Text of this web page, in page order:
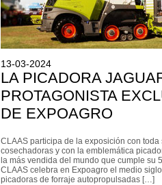
13-03-2024
LA PICADORA
PROTAGONISTA
DE EXPOAGRO
CLAAS participa de la exposición con toda
cosechadoras y con la emblemática
la más vendida del mundo que cumple su
CLAAS celebra en Expoagro el medio
picadoras de forraje autopropulsadas […]